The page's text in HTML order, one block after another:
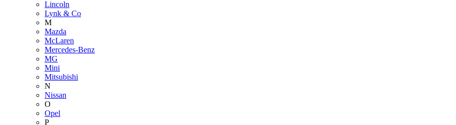
Lincoln
Lynk & Co
M
Mazda
McLaren
Mercedes-Benz
MG
Mini
Mitsubishi
N
Nissan
O
Opel
P